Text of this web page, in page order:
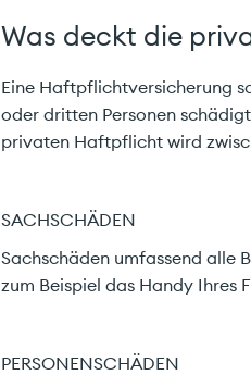
Was deckt die
Eine Haftpflichtversicherung
oder dritten Personen
privaten Haftpflicht wird
SACHSCHÄDEN
Sachschäden umfassend alle
zum Beispiel das Handy Ihres
PERSONENSCHÄDEN